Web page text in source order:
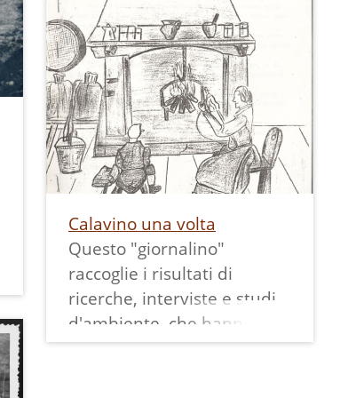
Nell'anno scoalstico
2025/26 hanno aderito a
questo progetto le classi 4
primaria ^ di Terlago; 3^, 4^
A e B, 5^ della pr. di
Vezzano; 2^ A , B e C della
sec. di Vezzano; 3^, 4^ e 5^
della pr. di Sarche, 2^ A e B
della sec. di Cavedine, 3^ A
e B della pr. di Dro per un
totale di 15 classi e 245
alunni.
Calavino una volta
Questo "giornalino"
raccoglie i risultati di
ricerche, interviste e studi
d'ambiente, che hanno
impegnato gli alunni del